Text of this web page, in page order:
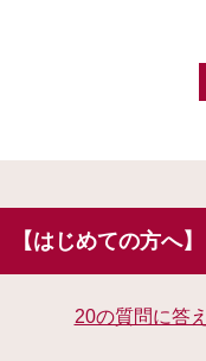
【はじめての方へ
20の質問に答